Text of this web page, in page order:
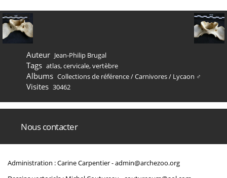
Auteur Jean-Philip Brugal
Tags atlas,cervicale,vertèbre
Albums Collections de référence/Carnivores/ Lycaon ♂
Visites 30462
Nous contacter
Administration : Carine Carpentier -admin@archezoo.org